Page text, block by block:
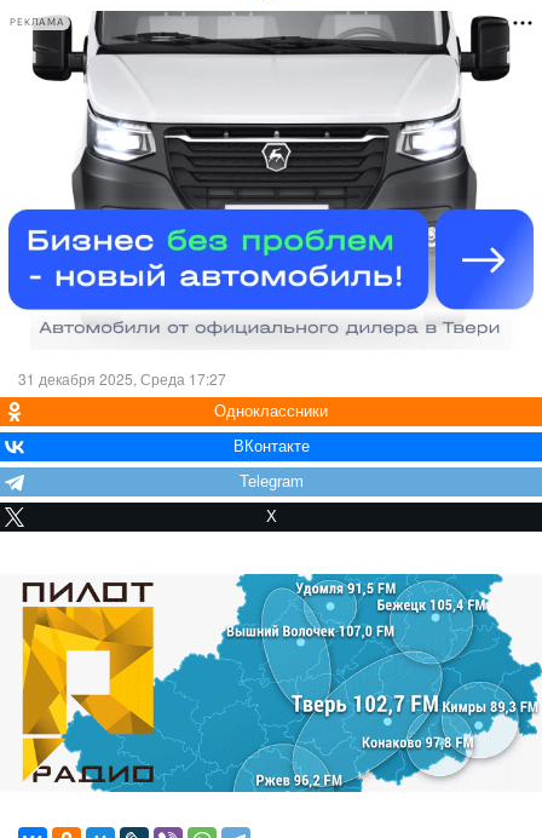
РЕКЛАМА
31 декабря 2025, Среда 17:27
Одноклассники
ВКонтакте
Telegram
X